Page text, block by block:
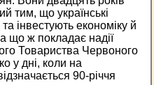
тим, що українські
інвестують економіку й
що ж покладає надії
Товариства Червоного
у дні, коли на
90-річчя